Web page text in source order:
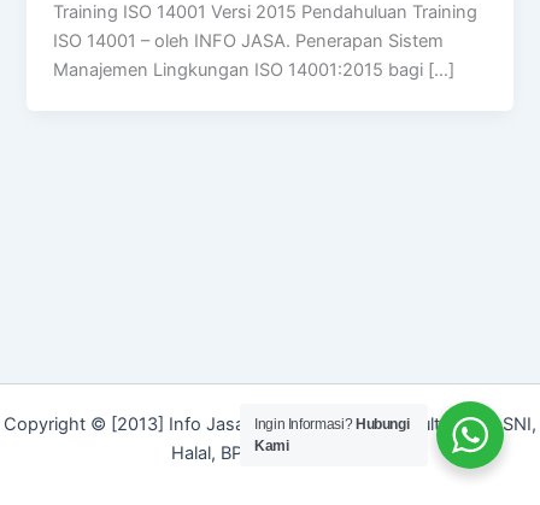
Training ISO 14001 Versi 2015 Pendahuluan Training
ISO 14001 – oleh INFO JASA. Penerapan Sistem
Manajemen Lingkungan ISO 14001:2015 bagi […]
Copyright © [2013] Info Jasa | Layanan Jasa Konsultan ISO, SNI,
Halal, BPOM dan Merek]
Ingin Informasi? Hubungi
Kami